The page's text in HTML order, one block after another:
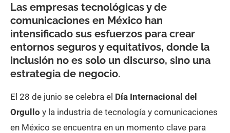
Las empresas tecnológicas y de
comunicaciones en México han
intensificado sus esfuerzos para crear
entornos seguros y equitativos, donde la
inclusión no es solo un discurso, sino una
estrategia de negocio.
El 28 de junio se celebra el Día Internacional del
Orgullo y la industria de tecnología y comunicaciones
en México se encuentra en un momento clave para